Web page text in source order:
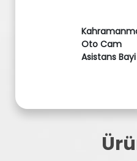
Oto Cam
Asistans